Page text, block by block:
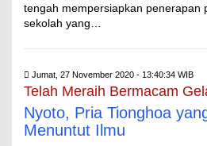
tengah mempersiapkan penerapan
sekolah yang…
Jumat, 27 November 2020 - 13:40:34 WIB
Telah Meraih Bermacam
Nyoto, Pria Tionghoa
Menuntut Ilmu